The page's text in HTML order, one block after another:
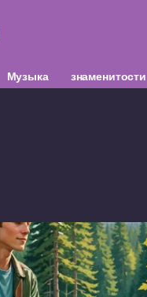
Музыка знаменитости